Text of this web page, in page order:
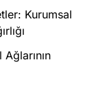
Kurumsal